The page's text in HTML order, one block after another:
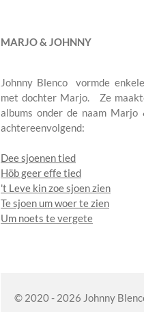
MARJO & JOHNNY
Johnny Blenco vormde
met dochter Marjo. Ze
albums onder de naam
achtereenvolgend:
Dee sjoenen tied
Höb geer effe tied
't Leve kin zoe sjoen zien
Te sjoen um woer te zien
Um noets te vergete
© 2020 - 2026 Johnny